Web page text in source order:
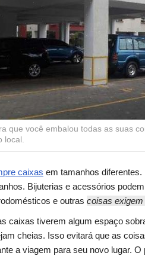
que você embalou todas as suas
local.
caixas em tamanhos
Bijuterias e acessórios
e outras coisas
caixas tiverem algum espaço
cheias. Isso evitará que as
a viagem para seu novo lugar.